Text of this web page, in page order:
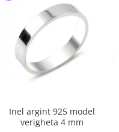
Inel argint 925 model
verigheta 4 mm